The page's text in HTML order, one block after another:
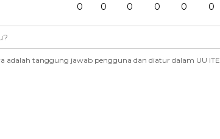
0 0 0 0 0 0
adalah tanggung jawab pengguna dan diatur dalam UU ITE